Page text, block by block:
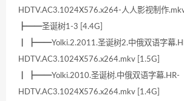
HDTV.AC3.1024X576.x264-人人影视制作
┣━━圣诞树1-3 [4.4G]
┃ ┣━━Yolki.2.2011.圣诞树2.中俄双语字幕
HDTV.AC3.1024X576.x264.mkv [1.5G]
┃ ┣━━Yolki.2010.圣诞树.中俄双语字幕.HR-
HDTV.AC3.1024X576.x264.mkv [1.4G]